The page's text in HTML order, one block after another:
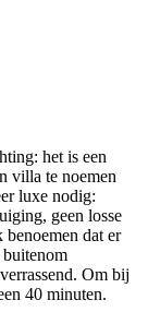
het is een
villa te noemen
luxe nodig:
geen losse
dat er
buitenom
Om bij
40 minuten.